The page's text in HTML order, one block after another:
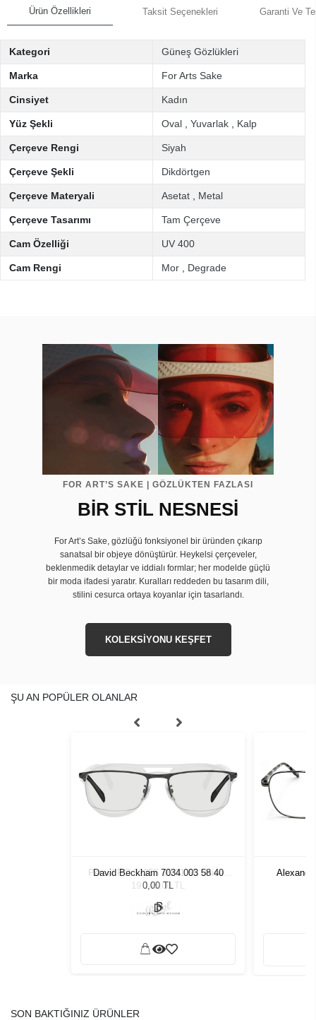
Ürün Özellikleri Taksit Seçenekleri Garanti Ve
Kategori Güneş Gözlükleri
Marka For Arts Sake
Cinsiyet Kadın
Yüz Şekli Oval Yuvarlak Kalp
Çerçeve Rengi Siyah
Çerçeve Şekli Dikdörtgen
Çerçeve Materyali Asetat Metal
Çerçeve Tasarımı Tam Çerçeve
Cam Özelliği UV 400
Cam Rengi Mor Degrade
FOR ART’S SAKE | GÖZLÜKTEN FAZLASI
BİR STİL NESNESİ
For Art’s Sake, gözlüğü fonksiyonel bir üründen çıkarıp
sanatsal bir objeye dönüştürür. Heykelsi çerçeveler,
beklenmedik detaylar ve iddialı formlar; her modelde güçlü
bir moda ifadesi yaratır. Kuralları reddeden bu tasarım dili,
stilini cesurca ortaya koyanlar için tasarlandı.
KOLEKSİYONU KEŞFET
ŞU AN POPÜLER OLANLAR
David Beckham 7034 003 58 40
0,00 TL
SON BAKTIĞINIZ ÜRÜNLER